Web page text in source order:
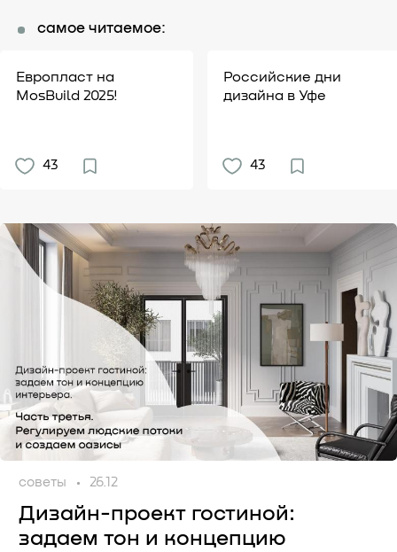
самое читаемое:
Европласт на
MosBuild 2025!
43
Российские дни
дизайна в Уфе
43
советы 26.12
Дизайн-проект гостиной:
задаем тон и концепцию